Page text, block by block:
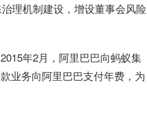
理机制建设，增设董事会风险
年2月，阿里巴巴向蚂蚁集
业务向阿里巴巴支付年费，为